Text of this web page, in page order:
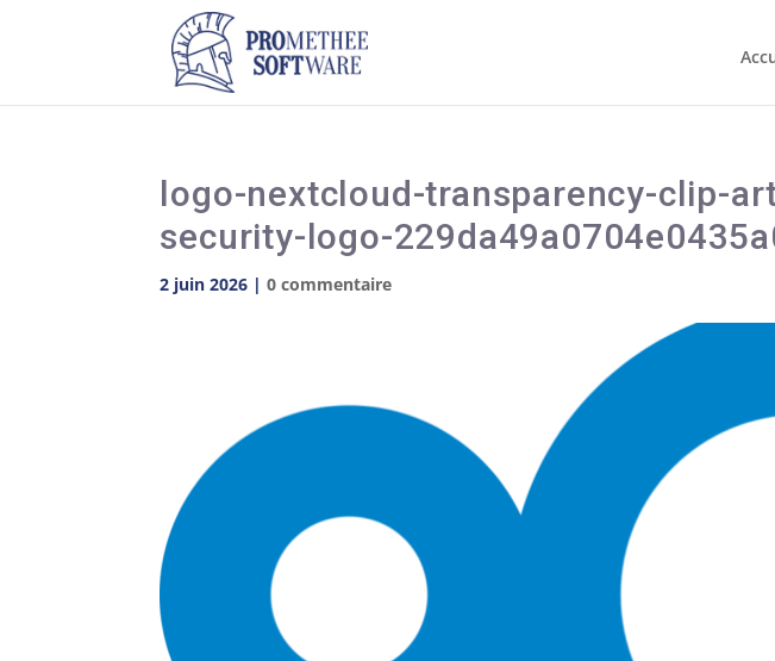
logo-nextcloud-transparency-clip-
security-logo-
2 juin 2026 |0 commentaire